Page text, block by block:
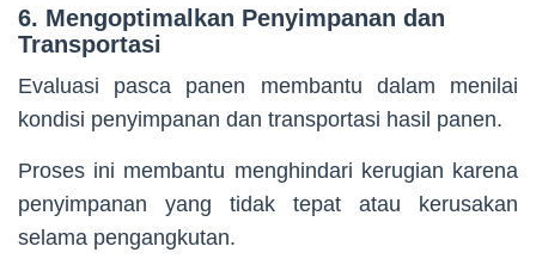
6. Mengoptimalkan Penyimpanan dan
Transportasi
Evaluasi pasca panen membantu dalam menilai
kondisi penyimpanan dan transportasi hasil panen.
Proses ini membantu menghindari kerugian karena
penyimpanan yang tidak tepat atau kerusakan
selama pengangkutan.